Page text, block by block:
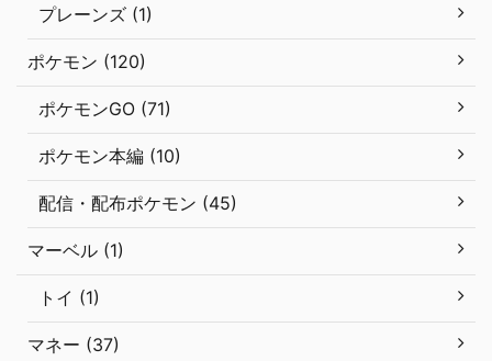
プレーンズ (1)
ポケモン (120)
ポケモンGO (71)
ポケモン本編 (10)
配信・配布ポケモン (45)
マーベル (1)
トイ (1)
マネー (37)